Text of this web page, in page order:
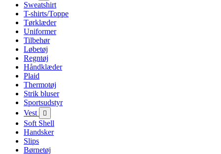
Sweatshirt
T-shirts/Toppe
Tørklæder
Uniformer
Tilbehør
Løbetøj
Regntøj
Håndklæder
Plaid
Thermotøj
Strik bluser
Sportsudstyr
Vest

Soft Shell
Handsker
Slips
Børnetøj